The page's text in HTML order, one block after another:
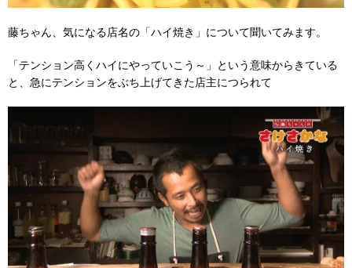
藤ちゃん、気になる店名の「ハイ焼き」について聞いてみます。
「テンション高くハイにやっていこう～」という意味からきている
と、急にテンションをぶち上げてきた店主につられて